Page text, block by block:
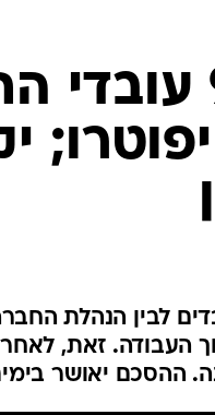
מסתמן: 900
לבין הנהלת
זאת, לאחר
ההסכם יאושר